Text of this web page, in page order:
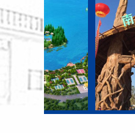
怎么正确延长钢板的
一般的钢板使用
的使用寿命与彩